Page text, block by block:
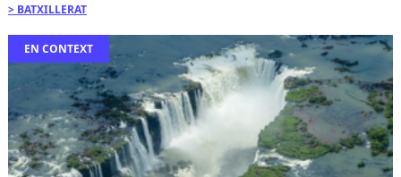
BATXILLERAT
EN CONTEXT